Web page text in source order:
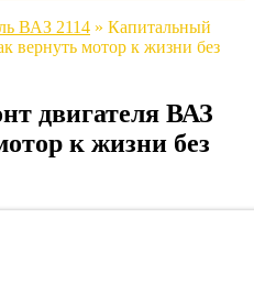
ВАЗ 2114 » Капитальный
вернуть мотор к жизни без
двигателя ВАЗ
к жизни без